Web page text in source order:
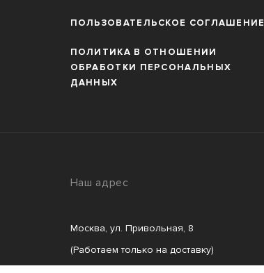
ПОЛЬЗОВАТЕЛЬСКОЕ СОГЛАШЕНИЕ
ПОЛИТИКА В ОТНОШЕНИИ
ОБРАБОТКИ ПЕРСОНАЛЬНЫХ
ДАННЫХ
Наш адрес
Москва, ул. Привольная, 8
(Работаем только на доставку)